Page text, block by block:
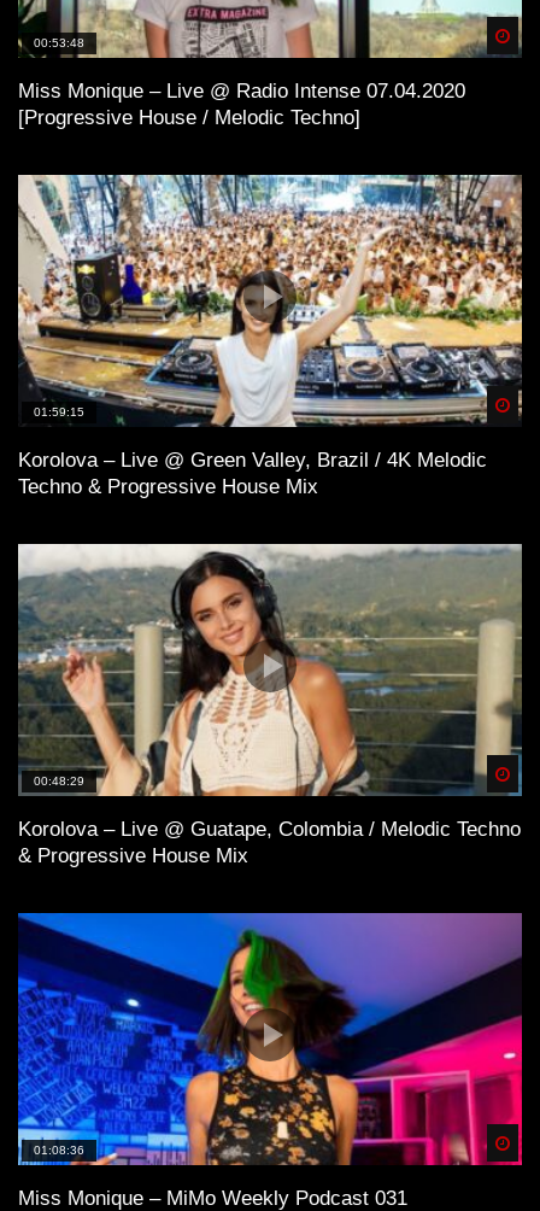
00:53:48
Miss Monique – Live @ Radio Intense 07.04.2020
[Progressive House / Melodic Techno]
01:59:15
Korolova – Live @ Green Valley, Brazil / 4K Melodic
Techno & Progressive House Mix
00:48:29
Korolova – Live @ Guatape, Colombia / Melodic Techno
& Progressive House Mix
01:08:36
Miss Monique – MiMo Weekly Podcast 031